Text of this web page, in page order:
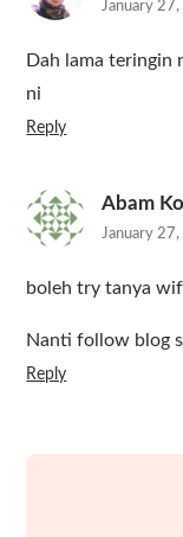
January
Dah lama teringin
ni
Reply
Abam
January
boleh try tanya
Nanti follow blog
Reply